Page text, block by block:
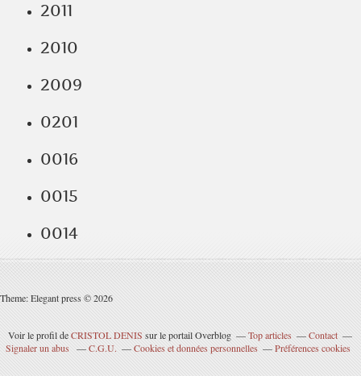
2011
2010
2009
0201
0016
0015
0014
Theme: Elegant press © 2026
Voir le profil deCRISTOL DENIS sur le portail Overblog Top articles
Contact
Signaler un abus
C.G.U. Cookies et données personnelles Préférences cookies